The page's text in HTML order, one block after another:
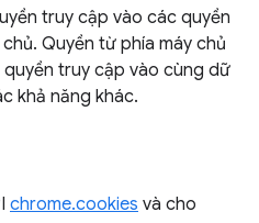
truy cập vào các quyền
Quyền từ phía máy chủ
truy cập vào cùng dữ
khả năng khác.
chrome.cookies và cho